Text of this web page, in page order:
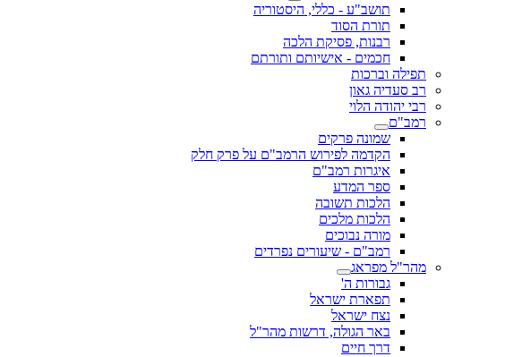
תושב"ע - כללי, היסטוריה
תורת הסוד
רבנות, פסיקת הלכה
חכמים - אישיותם ותורתם
תפילה וברכות
רב סעדיה גאון
רבי יהודה הלוי
רמב"ם
שמונה פרקים
הקדמה לפירוש הרמב"ם על פרק חלק
איגרות רמב"ם
ספר המדע
הלכות תשובה
הלכות מלכים
מורה נבוכים
רמב"ם - שיעורים נפרדים
מהר"ל מפראג
גבורות ה'
תפארת ישראל
נצח ישראל
באר הגולה, דרשות מהר"ל
דרך חיים